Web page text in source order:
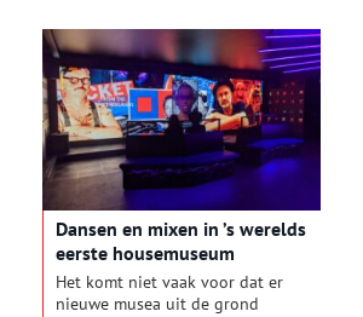
Dansen en mixen in ’s werelds
eerste housemuseum
Het komt niet vaak voor dat er
nieuwe musea uit de grond